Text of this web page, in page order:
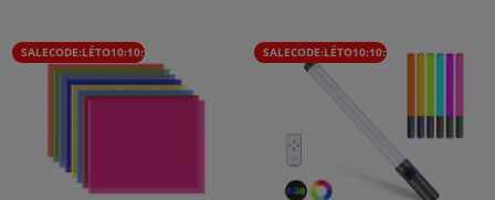
SALECODE:LÉTO10:10:% SALECODE:LÉTO10:10:%